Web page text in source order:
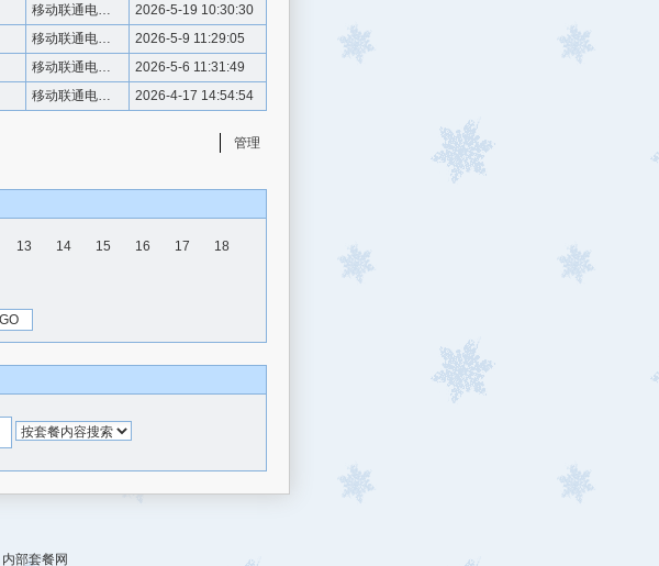
2026-5-19 10:30:30
2026-5-9 11:29:05
2026-5-6 11:31:49
2026-4-17 14:54:54
管理
13 14 15 16 17 18
内部套餐网